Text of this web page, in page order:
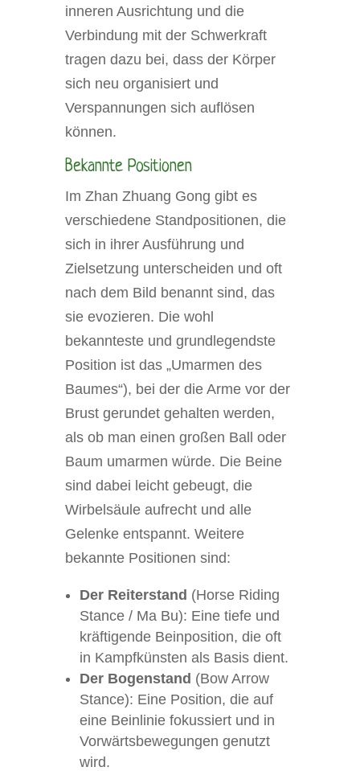
inneren Ausrichtung und die
Verbindung mit der Schwerkraft
tragen dazu bei, dass der Körper
sich neu organisiert und
Verspannungen sich auflösen
können.
Bekannte Positionen
Im Zhan Zhuang Gong gibt es
verschiedene Standpositionen, die
sich in ihrer Ausführung und
Zielsetzung unterscheiden und oft
nach dem Bild benannt sind, das
sie evozieren. Die wohl
bekannteste und grundlegendste
Position ist das „Umarmen des
Baumes“), bei der die Arme vor der
Brust gerundet gehalten werden,
als ob man einen großen Ball oder
Baum umarmen würde. Die Beine
sind dabei leicht gebeugt, die
Wirbelsäule aufrecht und alle
Gelenke entspannt. Weitere
bekannte Positionen sind:
Der Reiterstand (Horse Riding
Stance / Ma Bu): Eine tiefe und
kräftigende Beinposition, die oft
in Kampfkünsten als Basis dient.
Der Bogenstand (Bow Arrow
Stance): Eine Position, die auf
eine Beinlinie fokussiert und in
Vorwärtsbewegungen genutzt
wird.